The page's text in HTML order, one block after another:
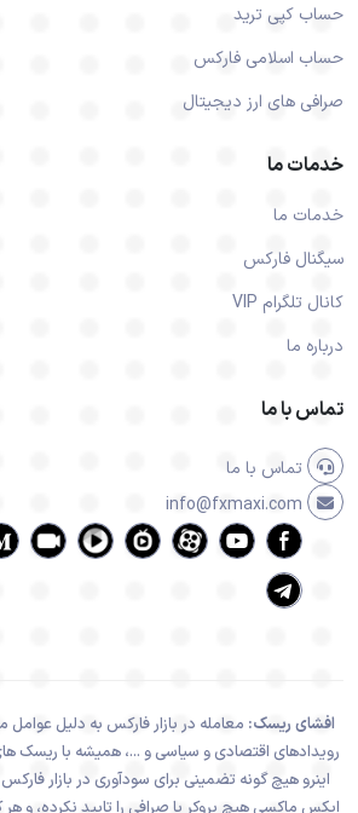
حساب کپی ترید
حساب اسلامی فارکس
صرافی های ارز دیجیتال
خدمات ما
خدمات ما
سیگنال فارکس
کانال تلگرام VIP
درباره ما
تماس با ما
تماس با ما
افشای ریسک: معامله در بازار فارکس به دلیل عوامل
رویدادهای اقتصادی و سیاسی و ...، همیشه با ریسک
اینرو هیچ گونه تضمینی برای سودآوری در بازار
ایکس ماکسی هیچ بروکر یا صرافی را تایید نکرده، و